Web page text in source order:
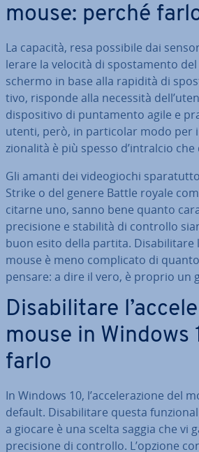
mouse: perché
La capacità, resa possibile dai
le­ra­re la velocità di spo­sta­men­to
schermo in base alla rapidità di
ti­vo, risponde alla necessità
di­spo­si­ti­vo di pun­ta­men­to agile e
utenti, però, in par­ti­co­lar modo per
zio­na­li­tà è più spesso d’intralcio che
Gli amanti dei vi­deo­gio­chi
Strike o del genere Battle royale
citarne uno, sanno bene quanto
pre­ci­sio­ne e stabilità di controllo
buon esito della partita. Di­sa­bi­li­ta­re
mouse è meno com­pli­ca­to di
pensare: a dire il vero, è proprio un
Di­sa­bi­li­ta­re
mouse in Windows
farlo
In Windows 10, l’ac­ce­le­ra­zio­ne del
default. Di­sa­bi­li­ta­re questa
a giocare è una scelta saggia che vi
pre­ci­sio­ne di controllo. L’opzione